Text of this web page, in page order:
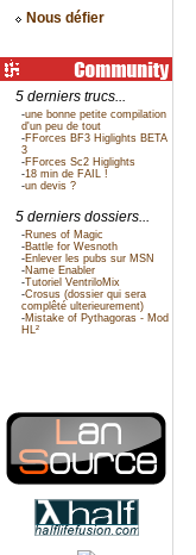
Nous défier
5 derniers trucs...
-une bonne petite compilation
d'un peu de tout
-FForces BF3 Higlights BETA
3
-FForces Sc2 Higlights
-18 min de FAIL !
-un devis ?
5 derniers dossiers...
-Runes of Magic
-Battle for Wesnoth
-Enlever les pubs sur MSN
-Name Enabler
-Tutoriel VentriloMix
-Crosus (dossier qui sera
complêté ulterieurement)
-Mistake of Pythagoras - Mod
HL²